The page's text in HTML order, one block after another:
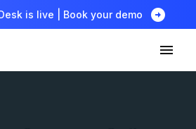
is live | Book your demo arrow_circle_right